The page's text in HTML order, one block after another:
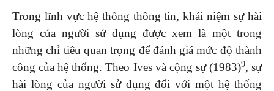
Trong lĩnh vực hệ thống thông tin, khái niệm sự hài
lòng của người sử dụng được xem là một trong
những chỉ tiêu quan trọng để đánh giá mức độ thành
công của hệ thống. Theo Ives và cộng sự (1983)9, sự
hài lòng của người sử dụng đối với một hệ thống